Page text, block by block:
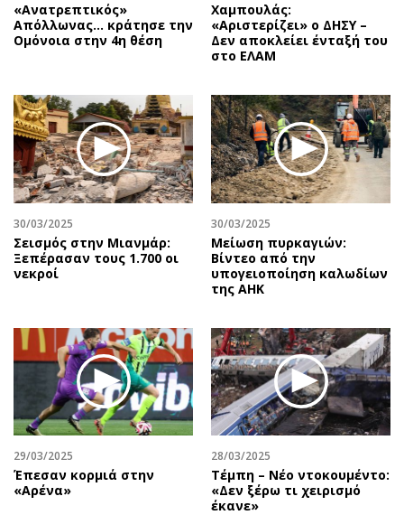
«Ανατρεπτικός»
Απόλλωνας… κράτησε την
Ομόνοια στην 4η θέση
Χαμπουλάς:
«Αριστερίζει» ο ΔΗΣΥ –
Δεν αποκλείει ένταξή του
στο ΕΛΑΜ
30/03/2025
Σεισμός στην Μιανμάρ:
Ξεπέρασαν τους 1.700 οι
νεκροί
30/03/2025
Μείωση πυρκαγιών:
Βίντεο από την
υπογειοποίηση καλωδίων
της ΑΗΚ
29/03/2025
Έπεσαν κορμιά στην
«Αρένα»
28/03/2025
Τέμπη – Νέο ντοκουμέντο:
«Δεν ξέρω τι χειρισμό
έκανε»